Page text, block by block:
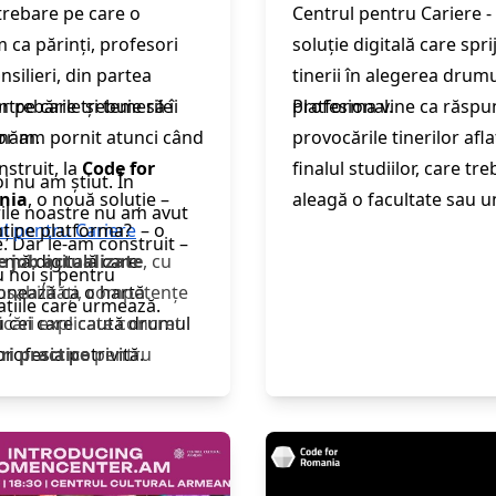
pe care o
ca părinți, profesori
din partea
pe care trebuie să îi
nu am știut. În
noastre nu am avut
Dar le-am construit –
noi și pentru
care urmează.
și temerile
am pornit atunci când
la Code for
, o nouă soluție –
pentru Cariere– o
digitală care
ca o hartă
cei care caută drumul
potrivită.
platforma?
job actualizate, cu
competențe
explicate concret
practicepentru
primului interviu
relevanteîn
Centrul pentru Cariere
soluție digitală care
tinerii în alegerea
profesional.
Platforma vine ca
provocările tinerilor
finalul studiilor, care
aleagă o facultate sau